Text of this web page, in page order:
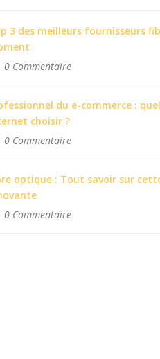
3 des meilleurs fournisseurs
0 Commentaire
du e-commerce :
choisir ?
0 Commentaire
optique : Tout savoir sur
0 Commentaire